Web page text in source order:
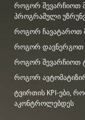
როგორ შევარჩიოთ
პროგრამული
როგორ ჩავატაროთ
როგორ დავნერგოთ
როგორ შევარჩიოთ
როგორ
ტვირთის KPI-ები,
აკონტროლებდეს